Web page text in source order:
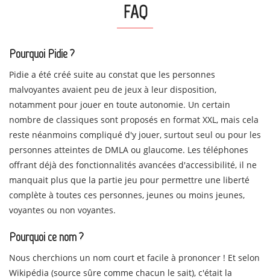
FAQ
Pourquoi Pidie ?
Pidie a été créé suite au constat que les personnes
malvoyantes avaient peu de jeux à leur disposition,
notamment pour jouer en toute autonomie. Un certain
nombre de classiques sont proposés en format XXL, mais cela
reste néanmoins compliqué d'y jouer, surtout seul ou pour les
personnes atteintes de DMLA ou glaucome. Les téléphones
offrant déjà des fonctionnalités avancées d'accessibilité, il ne
manquait plus que la partie jeu pour permettre une liberté
complète à toutes ces personnes, jeunes ou moins jeunes,
voyantes ou non voyantes.
Pourquoi ce nom ?
Nous cherchions un nom court et facile à prononcer ! Et selon
Wikipédia (source sûre comme chacun le sait), c'était la